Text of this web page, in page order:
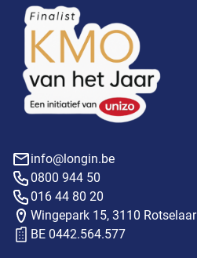
info@longin.be
0800 944 50
016 44 80 20
Wingepark 15, 3110 Rotselaar
BE 0442.564.577